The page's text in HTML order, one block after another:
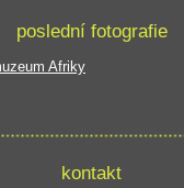
poslední fotografie
Afriky
kontakt